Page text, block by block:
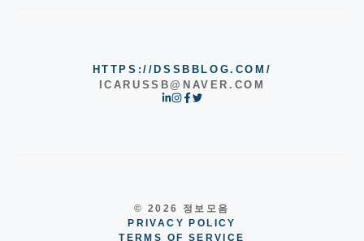
HTTPS://DSSBBLOG.COM/
ICARUSSB@NAVER.COM
© 2026 정보모음
PRIVACY POLICY
TERMS OF SERVICE